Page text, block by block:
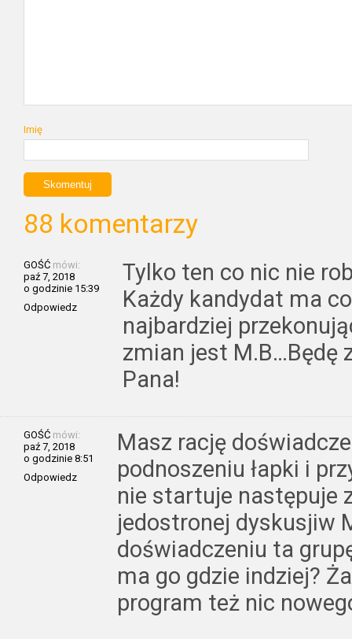
Imię
88 komentarzy
GOŚĆ mówi:
paź 7, 2018
o godzinie 15:39
Odpowiedz
Tylko ten co nic nie
Każdy kandydat ma
najbardziej
zmian jest M.B…Będę
Pana!
GOŚĆ mówi:
paź 7, 2018
o godzinie 8:51
Odpowiedz
Masz rację
podnoszeniu łapki i
nie startuje następuje
jedostronej dyskusjiw
doświadczeniu ta
ma go gdzie indziej?
program też nic